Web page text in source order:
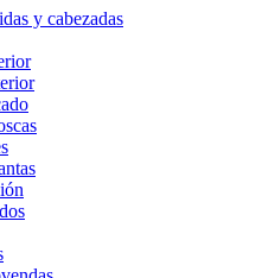
y cabezadas